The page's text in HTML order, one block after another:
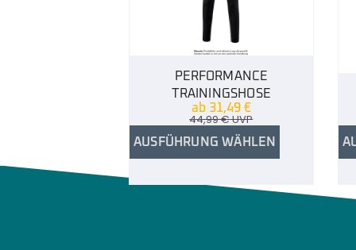
PERFORMANCE
TRAININGSHOSE
ab 31,49 €
44,99€UVP
AUSFÜHRUNG WÄHLEN